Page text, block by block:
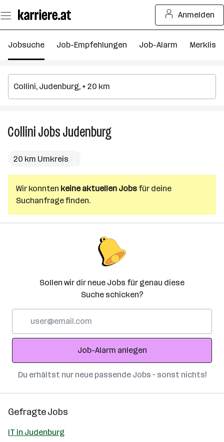
Seiteninhalt
springen
Anmelden
Jobsuche Job-Empfehlungen Job-Alarm Merkliste
ColliniJobsJudenburgCollini
Jobs
20 km Umkreis
Wir konnten keine aktuellen Jobs für deine
Suchanfrage finden.
Sollen wir dir neue Jobs für genau diese
Suche schicken?
Adresse
Job-Alarm anlegen
Du erhältst nur neue passende Jobs – sonst nichts!
Gefragte Jobs
IT in Judenburg